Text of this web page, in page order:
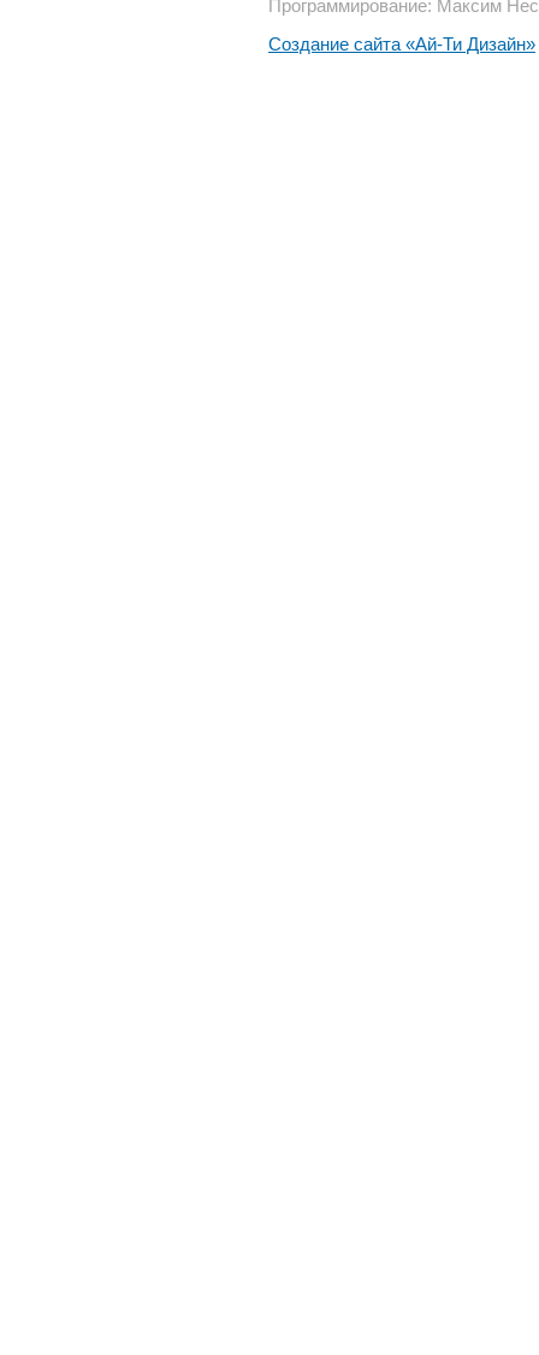
Программирование: Максим
Создание сайта «Ай-Ти Дизайн»